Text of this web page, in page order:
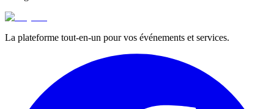
La plateforme tout-en-un pour vos événements et services.